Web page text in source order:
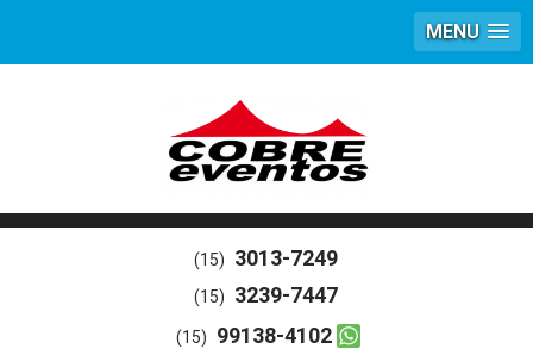
MENU
(15) 3013-7249
(15) 3239-7447
(15) 99138-4102